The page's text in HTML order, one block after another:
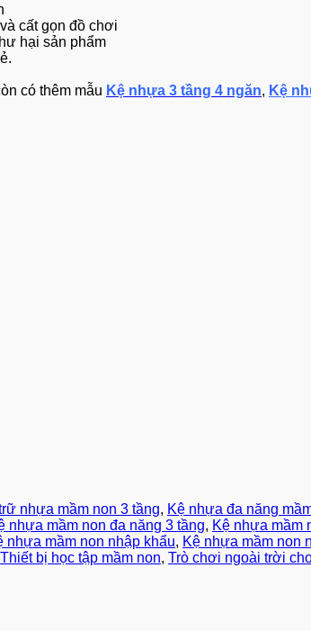
cất gọn đồ chơi
hại sản phẩm
có thêm mẫu Kệ nhựa 3 tầng 4 ngăn, Kệ
nhựa mầm non 3 tầng, Kệ nhựa đa năng
nhựa mầm non đa năng 3 tầng, Kệ nhựa mầm
nhựa mầm non nhập khẩu, Kệ nhựa mầm non
Thiết bị học tập mầm non, Trò chơi ngoài trời